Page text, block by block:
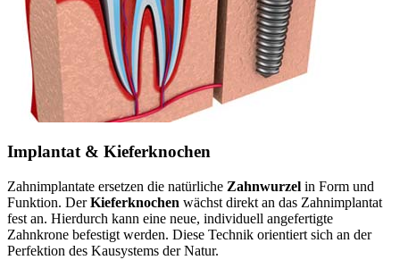
Implantat & Kieferknochen
Zahnimplantate ersetzen die natürliche Zahnwurzel in Form und
Funktion. DerKieferknochen wächst direkt an das Zahnimplantat
fest an. Hierdurch kann eine neue, individuell angefertigte
Zahnkrone befestigt werden. Diese Technik orientiert sich an der
Perfektion des Kausystems der Natur.